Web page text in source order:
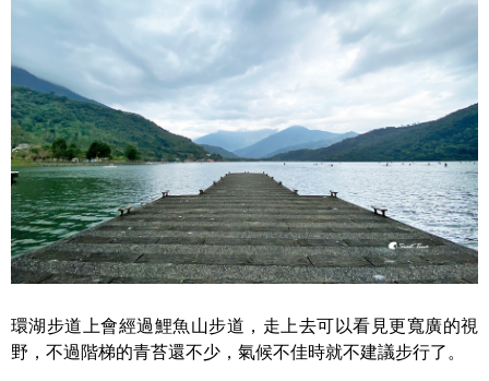
環湖步道上會經過鯉魚山步道，走上去可以看見更寬廣的視
野，不過階梯的青苔還不少，氣候不佳時就不建議步行了。